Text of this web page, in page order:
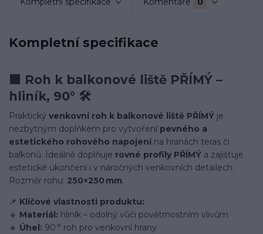
Kompletní specifikace
🟩 Roh k balkonové liště PŘÍMÝ –
hliník, 90° 🛠️
Praktický venkovní roh k balkonové liště PŘÍMÝ je
nezbytným doplňkem pro vytvoření pevného a
estetického rohového napojenína hranách teras či
balkonů. Ideálně doplňuje rovné profily PŘÍMÝ a zajišťuje
estetické ukončení i v náročných venkovních detailech.
Rozměr rohu: 250×250 mm.
📌 Klíčové vlastnosti produktu:
🔹 Materiál: hliník – odolný vůči povětrnostním vlivům
🔹 Úhel: 90 ° roh pro venkovní hrany